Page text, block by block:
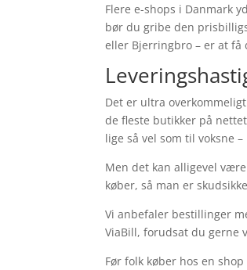
Flere e-shops i Danmark
bør du gribe den
eller Bjerringbro – er at
Det er ultra
de fleste butikker på
lige så vel som til voksne
Men det kan alligevel
køber, så man er
Vi anbefaler bestillinger
ViaBill, forudsat du gerne
Før folk køber hos en